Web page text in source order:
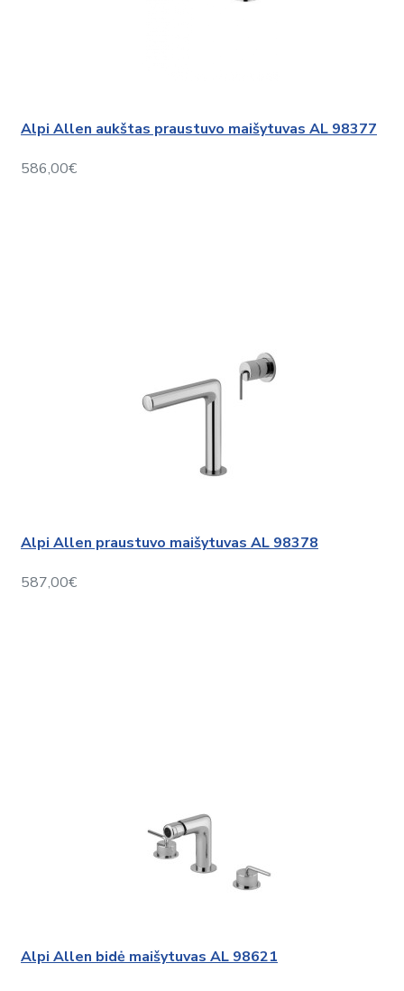
Alpi Allen aukštas praustuvo maišytuvas AL 98377
586,00€
Alpi Allen praustuvo maišytuvas AL 98378
587,00€
Alpi Allen bidė maišytuvas AL 98621